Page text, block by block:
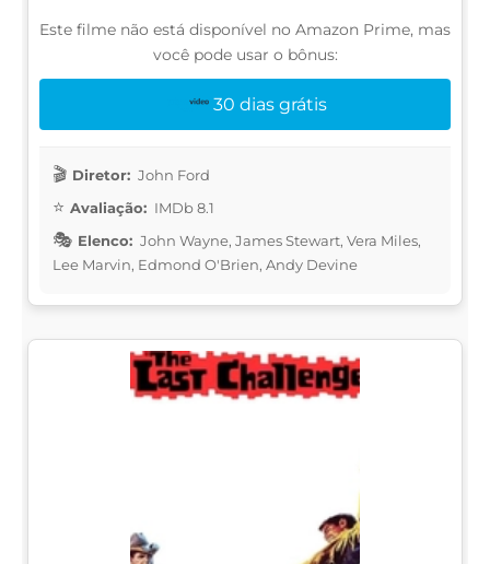
Este filme não está disponível no Amazon Prime, mas
você pode usar o bônus:
30 dias grátis
Diretor: John Ford
Avaliação: IMDb 8.1
Elenco: John Wayne, James Stewart, Vera Miles,
Lee Marvin, Edmond O'Brien, Andy Devine